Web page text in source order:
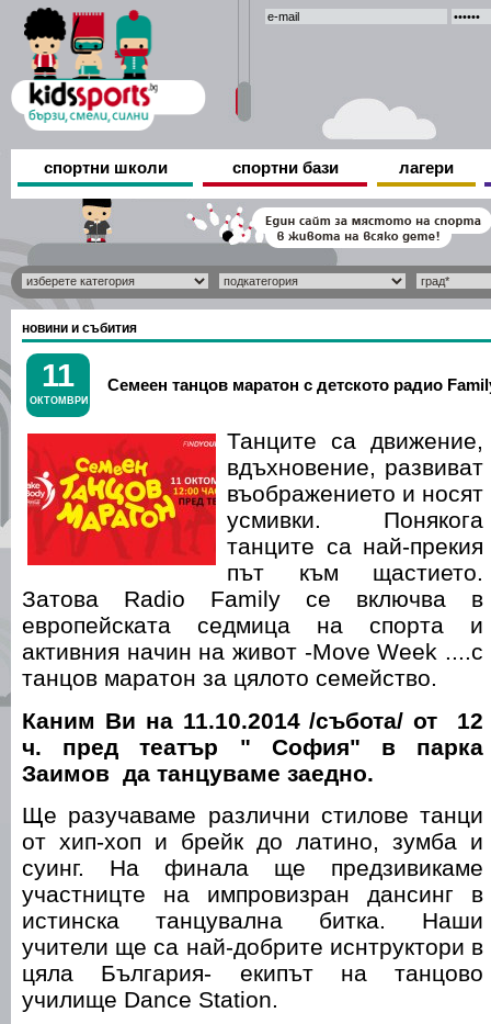
спортни школи спортни бази лагери
новини и събития
11
ОКТОМВРИ
Семеен танцов маратон с детското радио
Танците са движение,
вдъхновение, развиват
въображението и носят
усмивки. Понякога
танците са най-прекия
път към щастието.
Затова Radio Family се включва в
европейската седмица на спорта и
активния начин на живот -Move Week ....с
танцов маратон за цялото семейство.
Каним Ви на 11.10.2014 /събота/ от 12
ч. пред театър " София" в парка
Заимов да танцуваме заедно.
Ще разучаваме различни стилове танци
от хип-хоп и брейк до латино, зумба и
суинг. На финала ще предзивикаме
участницте на импровизран дансинг в
истинска танцувална битка. Наши
учители ще са най-добрите иснтруктори в
цяла България- екипът на танцово
училище Dance Station.